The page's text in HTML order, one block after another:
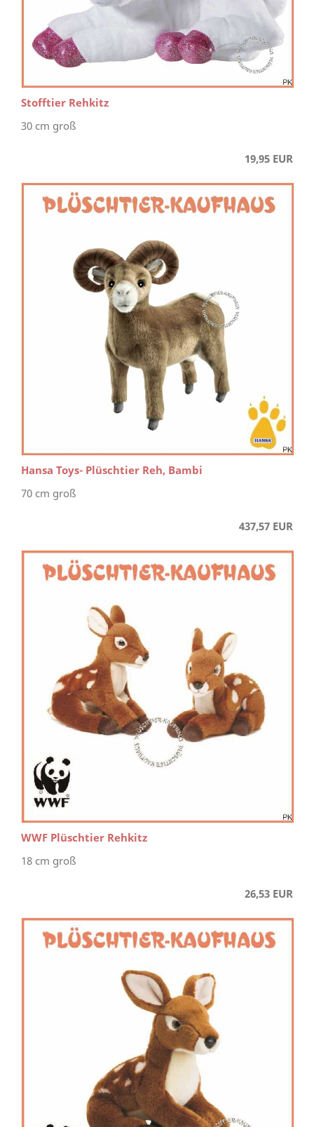
Stofftier Rehkitz
30 cm groß
19,95 EUR
Hansa Toys- Plüschtier Reh, Bambi
70 cm groß
437,57 EUR
WWF Plüschtier Rehkitz
18 cm groß
26,53 EUR